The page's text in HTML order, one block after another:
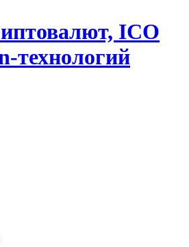
ICO
технологий